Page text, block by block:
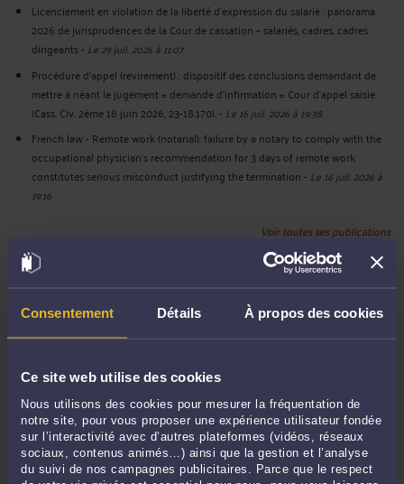
Consentement Détails À propos des cookies
Ce site web utilise des cookies
Nous utilisons des cookies pour mesurer la fréquentation de
notre site, pour vous proposer une expérience utilisateur fondée
sur l’interactivité avec d’autres plateformes (vidéos, réseaux
sociaux, contenus animés…) ainsi que la gestion et l’analyse
du suivi de nos campagnes publicitaires. Parce que le respect
Licenciement en violation de la liberté d’expression du salarié : panorama
2026 de jurisprudences de la Cour de cassation – salariés, cadres, cadres
dirigeants- Le 29 juil. 2026 à 11:07
Procédure d’appel (revirement) : dispositif des conclusions demandant de
mettre à néant le jugement = demande d’infirmation = Cour d’appel saisie
(Cass. Civ. 2ème 18 juin 2026, 23-18.170).- Le 16 juil. 2026 à 19:38
French law - Remote work (notarial): failure by a notary to comply with the
occupational physician's recommendation for 3 days of remote work
constitutes serious misconduct justifying the termination- Le 16 juil. 2026 à
19:16
Voir toutes ses publications
Derniers commentaires
Mme Muskan RATHORE :« Had an amazing time with Delhi Escorts Service. The
Il y a 2 heuressurFrench labour law - Work overload: ...
babitareddy : « My office party was dull until I hired a Gurgaon Escorts Service.
The ... »
Le 18 juil. 2026 à 08:59surFrench labour law - Name and ...
« Discover the charm of spending quality time with ... »